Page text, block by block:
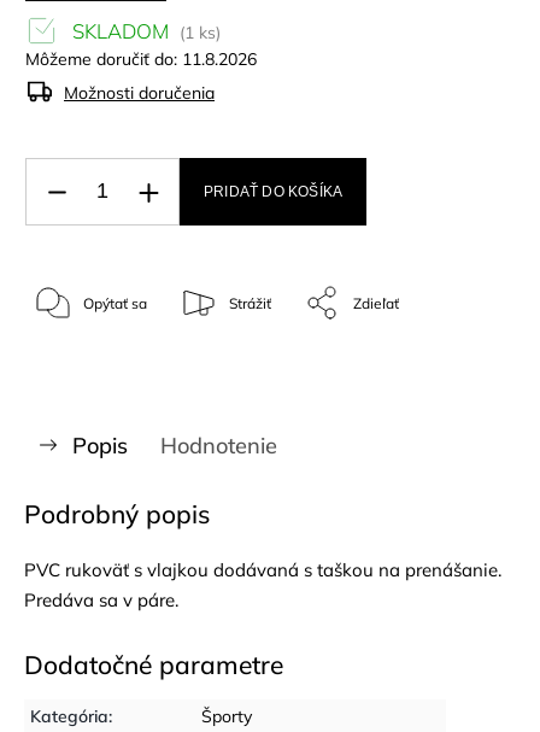
SKLADOM
(1 ks)
Môžeme doručiť do: 11.8.2026
Možnosti doručenia
PRIDAŤ DO KOŠÍKA
Opýtať sa Strážiť Zdieľať
Popis Hodnotenie
Podrobný popis
PVC rukoväť s vlajkou dodávaná s taškou na prenášanie.
Predáva sa v páre.
Dodatočné parametre
Kategória:
Športy